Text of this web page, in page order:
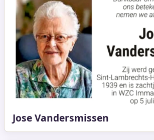
Jose Vandersmissen